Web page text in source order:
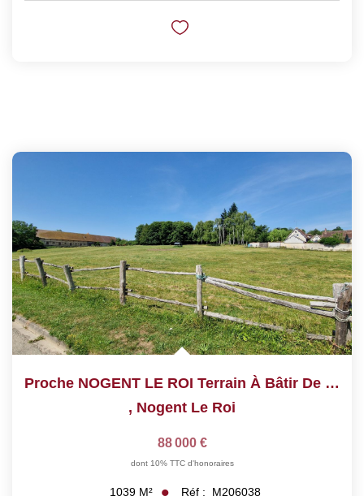
Proche NOGENT LE ROI Terrain À Bâtir De 1039 M²
, Nogent Le Roi
88 000 €
dont 10% TTC d'honoraires
1039 M² Réf : M206038